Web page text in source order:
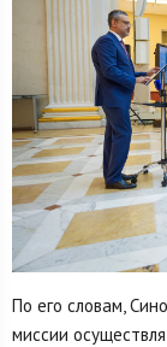
По его словам,
миссии